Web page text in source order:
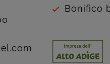
Bonifico